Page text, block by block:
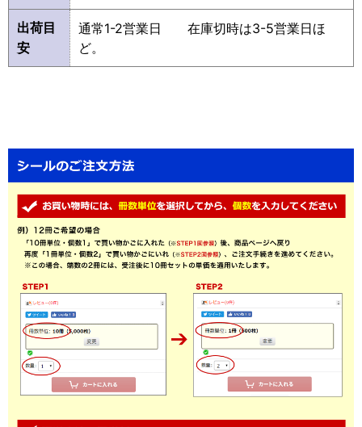
出荷目
安
通常1-2営業日 在庫切時は3-5営業日ほ
ど。